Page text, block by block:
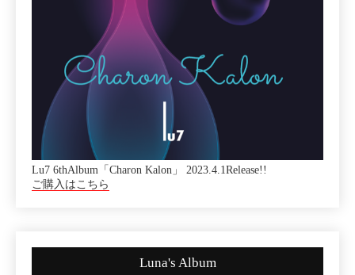
Lu7 6thAlbum「Charon Kalon」 2023.4.1Release!!
ご購入はこちら
Luna's Album